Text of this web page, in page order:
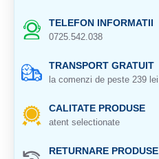
TELEFON INFORMATII
0725.542.038
TRANSPORT GRATUIT
la comenzi de peste 239 lei
CALITATE PRODUSE
atent selectionate
RETURNARE PRODUSE